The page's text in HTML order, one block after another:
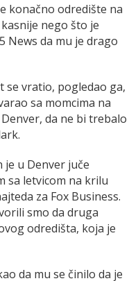
konačno odredište na
nego što je
News da mu je drago
se vratio, pogledao ga,
sa momcima na
da ne bi trebalo
je u Denver juče
sa letvicom na krilu
za Fox Business.
smo da druga
odredišta, koja je
da mu se činilo da je